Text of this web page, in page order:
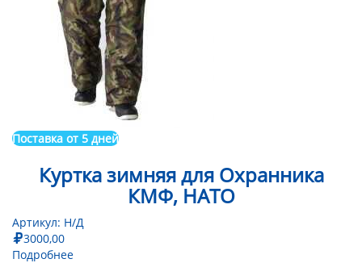
Поставка от 5 дней
Куртка зимняя для Охранника
КМФ, НАТО
Артикул: Н/Д
3000,00
Подробнее